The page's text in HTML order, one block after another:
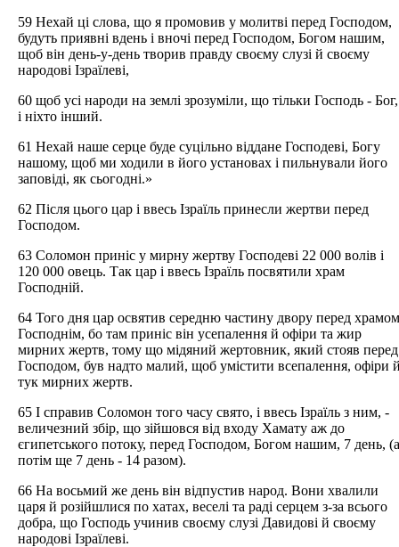
59 Нехай ці слова, що я промовив у молитві перед Господом,
будуть приявні вдень і вночі перед Господом, Богом нашим,
щоб він день-у-день творив правду своєму слузі й своєму
народові Ізраїлеві,
60 щоб усі народи на землі зрозуміли, що тільки Господь - Бог,
і ніхто інший.
61 Нехай наше серце буде суцільно віддане Господеві, Богу
нашому, щоб ми ходили в його установах і пильнували його
заповіді, як сьогодні.»
62 Після цього цар і ввесь Ізраїль принесли жертви перед
Господом.
63 Соломон приніс у мирну жертву Господеві 22 000 волів і
120 000 овець. Так цар і ввесь Ізраїль посвятили храм
Господній.
64 Того дня цар освятив середню частину двору перед храмом
Господнім, бо там приніс він усепалення й офіри та жир
мирних жертв, тому що мідяний жертовник, який стояв перед
Господом, був надто малий, щоб умістити всепалення, офіри
тук мирних жертв.
65 І справив Соломон того часу свято, і ввесь Ізраїль з ним, -
величезний збір, що зійшовся від входу Хамату аж до
єгипетського потоку, перед Господом, Богом нашим, 7 день, (а
потім ще 7 день - 14 разом).
66 На восьмий же день він відпустив народ. Вони хвалили
царя й розійшлися по хатах, веселі та раді серцем з-за всього
добра, що Господь учинив своєму слузі Давидові й своєму
народові Ізраїлеві.